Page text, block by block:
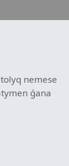
nemese
ǵana